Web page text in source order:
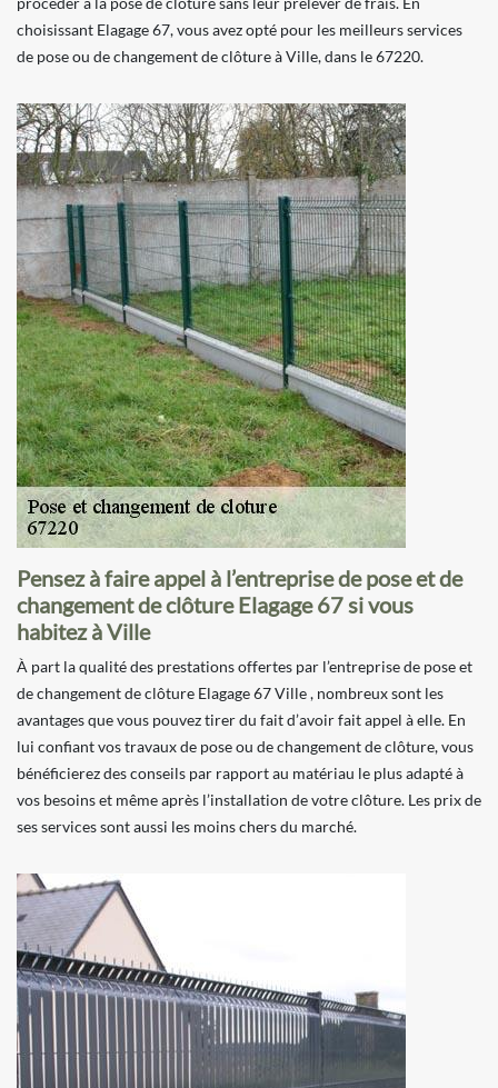
choisissant Elagage 67, vous avez opté pour les meilleurs services
de pose ou de changement de clôture à Ville, dans le 67220.
Pensez à faire appel à l’entreprise de pose et de
changement de clôture Elagage 67 si vous
habitez à Ville
À part la qualité des prestations offertes par l’entreprise de pose et
de changement de clôture Elagage 67 Ville , nombreux sont les
avantages que vous pouvez tirer du fait d’avoir fait appel à elle. En
lui confiant vos travaux de pose ou de changement de clôture, vous
bénéficierez des conseils par rapport au matériau le plus adapté à
vos besoins et même après l’installation de votre clôture. Les prix de
ses services sont aussi les moins chers du marché.